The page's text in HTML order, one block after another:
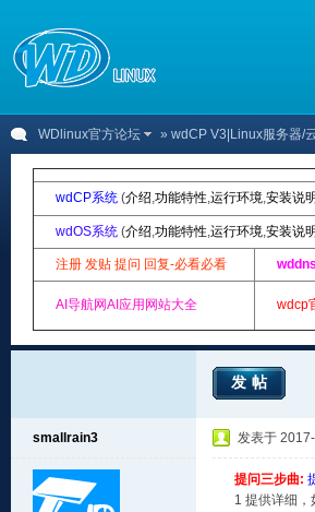
WDlinux官方论坛 » wdCP V3|Linux服务器/
wdCP系统 (介绍,功能特性,运行环境,安装说明
wdOS系统 (介绍,功能特性,运行环境,安装说明
注册 发贴 提问 回复-必看必看
AI导航网AI应用网站大全 wdcp
发帖
smallrain3 发表于
提问三步曲:
1 提供详细